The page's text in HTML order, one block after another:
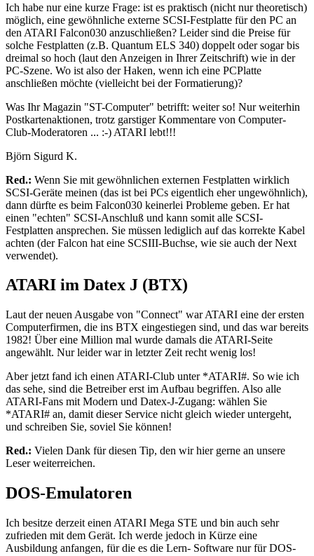
Ich habe nur eine kurze Frage: ist es praktisch (nicht nur theoretisch)
möglich, eine gewöhnliche externe SCSI-Festplatte für den PC an
den ATARI Falcon030 anzuschließen? Leider sind die Preise für
solche Festplatten (z.B. Quantum ELS 340) doppelt oder sogar bis
dreimal so hoch (laut den Anzeigen in Ihrer Zeitschrift) wie in der
PC-Szene. Wo ist also der Haken, wenn ich eine PCPlatte
anschließen möchte (vielleicht bei der Formatierung)?
Was Ihr Magazin "ST-Computer" betrifft: weiter so! Nur weiterhin
Postkartenaktionen, trotz garstiger Kommentare von Computer-
Club-Moderatoren ... :-) ATARI lebt!!!
Björn Sigurd K.
Red.: Wenn Sie mit gewöhnlichen externen Festplatten wirklich
SCSI-Geräte meinen (das ist bei PCs eigentlich eher ungewöhnlich),
dann dürfte es beim Falcon030 keinerlei Probleme geben. Er hat
einen "echten" SCSI-Anschluß und kann somit alle SCSI-
Festplatten ansprechen. Sie müssen lediglich auf das korrekte Kabel
achten (der Falcon hat eine SCSIII-Buchse, wie sie auch der Next
verwendet).
ATARI im Datex J (BTX)
Laut der neuen Ausgabe von "Connect" war ATARI eine der ersten
Computerfirmen, die ins BTX eingestiegen sind, und das war bereits
1982! Über eine Million mal wurde damals die ATARI-Seite
angewählt. Nur leider war in letzter Zeit recht wenig los!
Aber jetzt fand ich einen ATARI-Club unter *ATARI#. So wie ich
das sehe, sind die Betreiber erst im Aufbau begriffen. Also alle
ATARI-Fans mit Modern und Datex-J-Zugang: wählen Sie
*ATARI# an, damit dieser Service nicht gleich wieder untergeht,
und schreiben Sie, soviel Sie können!
Red.: Vielen Dank für diesen Tip, den wir hier gerne an unsere
Leser weiterreichen.
DOS-Emulatoren
Ich besitze derzeit einen ATARI Mega STE und bin auch sehr
zufrieden mit dem Gerät. Ich werde jedoch in Kürze eine
Ausbildung anfangen, für die es die Lern- Software nur für DOS-